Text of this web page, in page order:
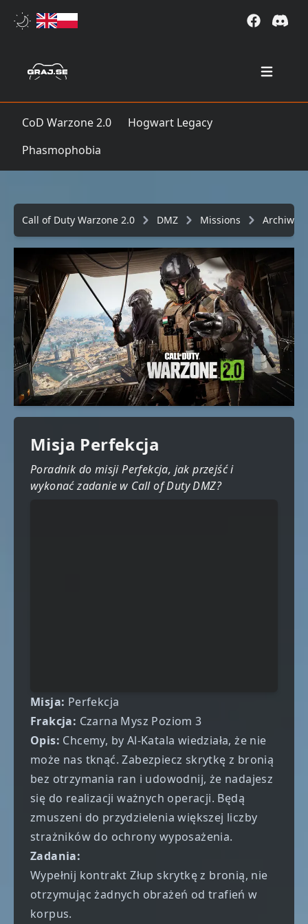
Open
CoD Warzone 2.0
Hogwart Legacy
Phasmophobia
Call of Duty Warzone 2.0 DMZ Missions
Misja Perfekcja
Poradnik do misji Perfekcja, jak przejść i
wykonać zadanie w Call of Duty DMZ?
Misja: Perfekcja
Frakcja: Czarna Mysz Poziom 3
Opis: Chcemy, by Al-Katala wiedziała, że nie
może nas tknąć. Zabezpiecz skrytkę z bronią
bez otrzymania ran i udowodnij, że nadajesz
się do realizacji ważnych operacji. Będą
zmuszeni do przydzielenia większej liczby
strażników do ochrony wyposażenia.
Zadania:
Wypełnij kontrakt Złup skrytkę z bronią, nie
otrzymując żadnych obrażeń od trafień w
korpus.